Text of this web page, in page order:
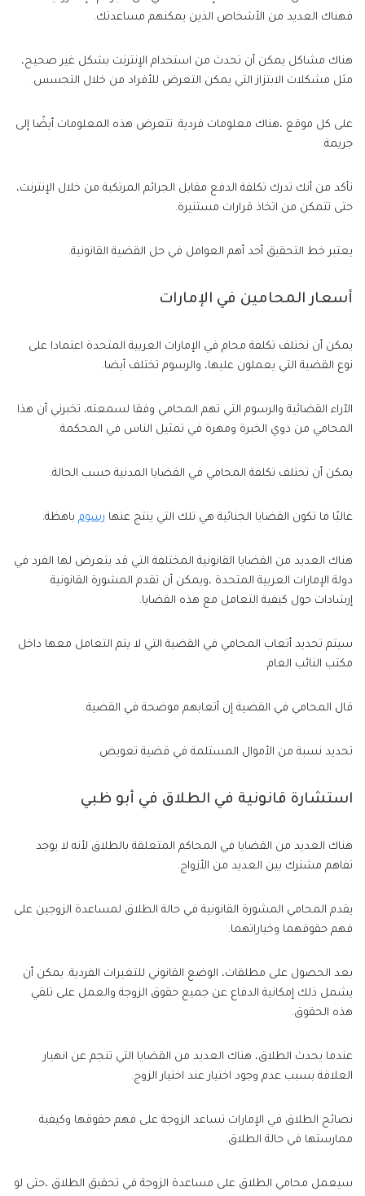
فهناك العديد من الأشخاص الذين يمكنهم مساعدتك.
هناك مشاكل يمكن أن تحدث من استخدام الإنترنت بشكل غير صحيح،
مثل مشكلات الابتزاز التي يمكن التعرض للأفراد من خلال التجسس.
على كل موقع ،هناك معلومات فردية. تتعرض هذه المعلومات أيضًا إلى
جريمة.
تأكد من أنك تدرك تكلفة الدفع مقابل الجرائم المرتكبة من خلال الإنترنت،
حتى تتمكن من اتخاذ قرارات مستنيرة.
يعتبر خط التحقيق أحد أهم العوامل في حل القضية القانونية.
أسعار المحامين في الإمارات
يمكن أن تختلف تكلفة محام في الإمارات العربية المتحدة اعتمادا على
نوع القضية التي يعملون عليها، والرسوم تختلف أيضا.
الآراء القضائية والرسوم التي تهم المحامي وفقا لسمعته، تخبرني أن هذا
المحامي من ذوي الخبرة ومهرة في تمثيل الناس في المحكمة.
يمكن أن تختلف تكلفة المحامي في القضايا المدنية حسب الحالة.
غالبًا ما تكون القضايا الجنائية هي تلك التي ينتج عنها رسوم باهظة.
هناك العديد من القضايا القانونية المختلفة التي قد يتعرض لها الفرد في
دولة الإمارات العربية المتحدة ،ويمكن أن تقدم المشورة القانونية
إرشادات حول كيفية التعامل مع هذه القضايا.
سيتم تحديد أتعاب المحامي في القضية التي لا يتم التعامل معها داخل
مكتب النائب العام.
قال المحامي في القضية إن أتعابهم موضحة في القضية.
تحديد نسبة من الأموال المستلمة في قضية تعويض.
استشارة قانونية في الطلاق في أبو ظبي
هناك العديد من القضايا في المحاكم المتعلقة بالطلاق لأنه لا يوجد
تفاهم مشترك بين العديد من الأزواج.
يقدم المحامي المشورة القانونية في حالة الطلاق لمساعدة الزوجين على
فهم حقوقهما وخياراتهما.
بعد الحصول على مطلقات، الوضع القانوني للتغيرات الفردية. يمكن أن
يشمل ذلك إمكانية الدفاع عن جميع حقوق الزوجة والعمل على تلقي
هذه الحقوق.
عندما يحدث الطلاق، هناك العديد من القضايا التي تنجم عن انهيار
العلاقة بسبب عدم وجود اختيار عند اختيار الزوج.
نصائح الطلاق في الإمارات تساعد الزوجة على فهم حقوقها وكيفية
ممارستها في حالة الطلاق.
سيعمل محامي الطلاق على مساعدة الزوجة في تحقيق الطلاق ،حتى لو